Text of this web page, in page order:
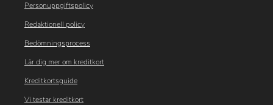
Personuppgiftspolicy
Redaktionell policy
Bedömningsprocess
Lär dig mer om kreditkort
Kreditkortsguide
Vi testar kreditkort